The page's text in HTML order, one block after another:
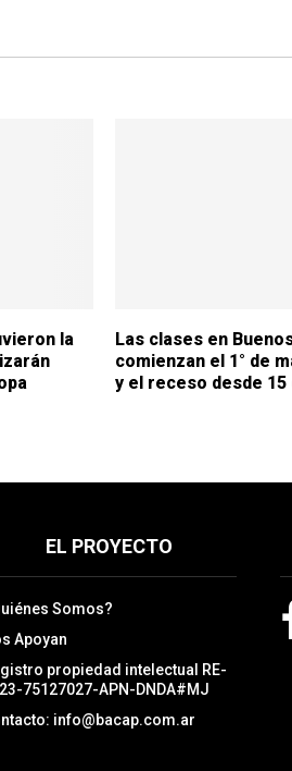
la
Las clases en
comienzan el 1° de
y el receso desde 15
EL PROYECTO
Somos?
Apoyan
propiedad intelectual RE-
75127027-APN-DNDA#MJ
info@bacap.com.ar